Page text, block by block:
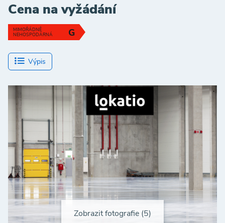
Cena na vyžádání
G
MIMOŘÁDNĚ
NEHOSPODÁRNÁ
Výpis
Zobrazit fotografie (5)